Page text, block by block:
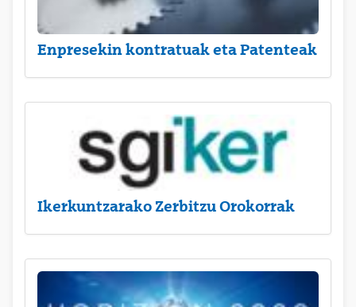
Enpresekin kontratuak eta Patenteak
Ikerkuntzarako Zerbitzu Orokorrak